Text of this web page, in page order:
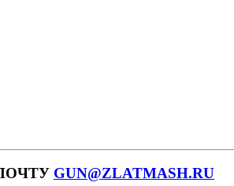
GUN@ZLATMASH.RU